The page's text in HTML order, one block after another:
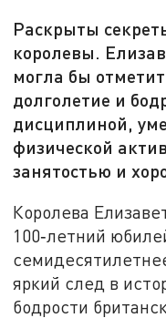
Раскрыты
королевы.
могла бы
долголетие и
дисциплиной,
физической
занятостью и
Королева
100‑летний
яркий след в
бодрости